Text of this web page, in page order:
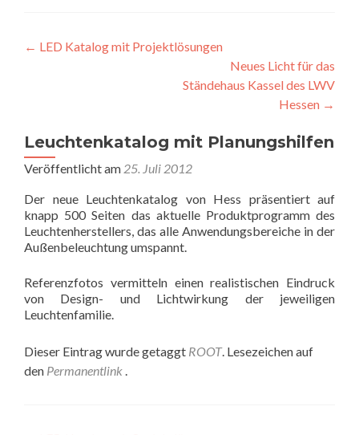
Beitragsnavigation
← LED Katalog mit Projektlösungen
Neues Licht für das
Ständehaus Kassel des LWV
Hessen →
Leuchtenkatalog mit Planungshilfen
Veröffentlicht am 25. Juli 2012
Der neue Leuchtenkatalog von Hess präsentiert auf
knapp 500 Seiten das aktuelle Produktprogramm des
Leuchtenherstellers, das alle Anwendungsbereiche in der
Außenbeleuchtung umspannt.
Referenzfotos vermitteln einen realistischen Eindruck
von Design- und Lichtwirkung der jeweiligen
Leuchtenfamilie.
Dieser Eintrag wurde getaggt ROOT. Lesezeichen auf
den Permanentlink .